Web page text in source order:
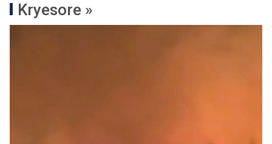
Kryesore »